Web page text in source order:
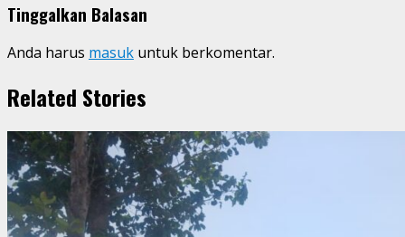
Tinggalkan Balasan
Anda harus masuk untuk berkomentar.
Related Stories